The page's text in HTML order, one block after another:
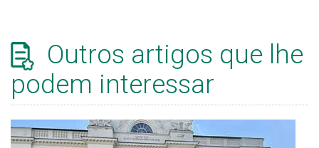
Outros artigos que lhe
podem interessar